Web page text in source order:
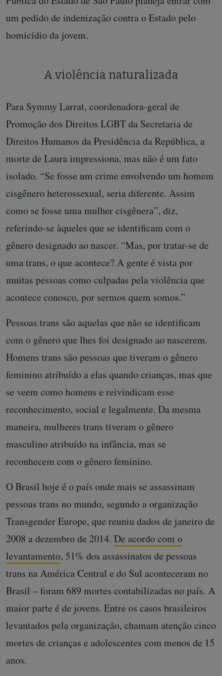
um pedido de indenização contra o Estado pelo
homicídio da jovem.
A violência naturalizada
Para Symmy Larrat, coordenadora-geral de
Promoção dos Direitos LGBT da Secretaria de
Direitos Humanos da Presidência da República, a
morte de Laura impressiona, mas não é um fato
isolado. “Se fosse um crime envolvendo um homem
cisgênero heterossexual, seria diferente. Assim
como se fosse uma mulher cisgênera”, diz,
referindo-se àqueles que se identificam com o
gênero designado ao nascer. “Mas, por tratar-se de
uma trans, o que acontece? A gente é vista por
muitas pessoas como culpadas pela violência que
acontece conosco, por sermos quem somos.”
Pessoas trans são aquelas que não se identificam
com o gênero que lhes foi designado ao nascerem.
Homens trans são pessoas que tiveram o gênero
feminino atribuído a elas quando crianças, mas que
se veem como homens e reivindicam esse
reconhecimento, social e legalmente. Da mesma
maneira, mulheres trans tiveram o gênero
masculino atribuído na infância, mas se
reconhecem com o gênero feminino.
O Brasil hoje é o país onde mais se assassinam
pessoas trans no mundo, segundo a organização
Transgender Europe, que reuniu dados de janeiro de
2008 a dezembro de 2014. De acordo com o
levantamento, 51% dos assassinatos de pessoas
trans na América Central e do Sul aconteceram no
Brasil – foram 689 mortes contabilizadas no país. A
maior parte é de jovens. Entre os casos brasileiros
levantados pela organização, chamam atenção cinco
mortes de crianças e adolescentes com menos de 15
anos.